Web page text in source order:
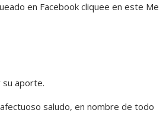
en Facebook cliquee en este Me
su aporte.
saludo, en nombre de todo